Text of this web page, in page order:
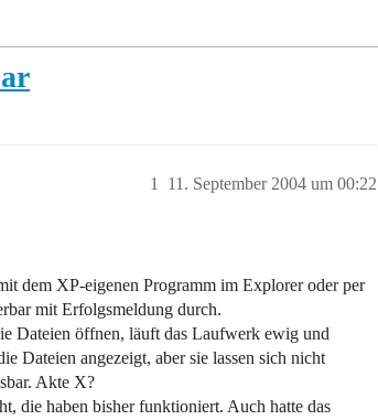
11. September 2004 um 00:22
1
dem XP-eigenen Programm im Explorer oder per
mit Erfolgsmeldung durch.
Dateien öffnen, läuft das Laufwerk ewig und
Dateien angezeigt, aber sie lassen sich nicht
Akte X?
die haben bisher funktioniert. Auch hatte das